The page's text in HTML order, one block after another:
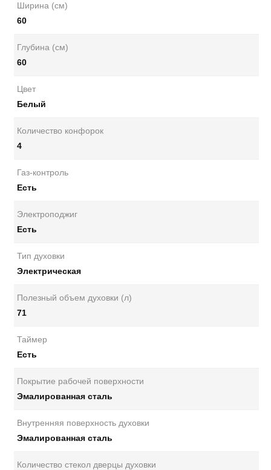
Ширина (см)
60
Глубина (см)
60
Цвет
Белый
Количество конфорок
4
Газ-контроль
Есть
Электроподжиг
Есть
Тип духовки
Электрическая
Полезный объем духовки (л)
71
Таймер
Есть
Покрытие рабочей поверхности
Эмалированная сталь
Внутренняя поверхность духовки
Эмалированная сталь
Количество стекол дверцы духовки